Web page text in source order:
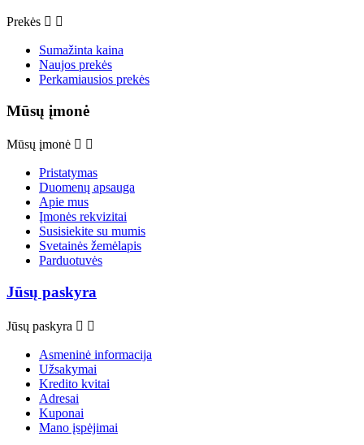
Prekės  
Sumažinta kaina
Naujos prekės
Perkamiausios prekės
Mūsų įmonė
Mūsų įmonė  
Pristatymas
Duomenų apsauga
Apie mus
Įmonės rekvizitai
Susisiekite su mumis
Svetainės žemėlapis
Parduotuvės
Jūsų paskyra
Jūsų paskyra  
Asmeninė informacija
Užsakymai
Kredito kvitai
Adresai
Kuponai
Mano įspėjimai